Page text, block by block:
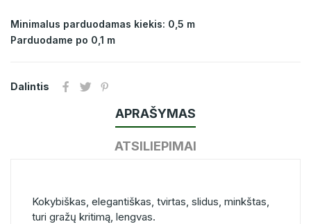
Minimalus parduodamas kiekis: 0,5 m
Parduodame po 0,1 m
Dalintis
APRAŠYMAS
ATSILIEPIMAI
Kokybiškas, elegantiškas, tvirtas, slidus, minkštas,
turi gražų kritimą, lengvas.